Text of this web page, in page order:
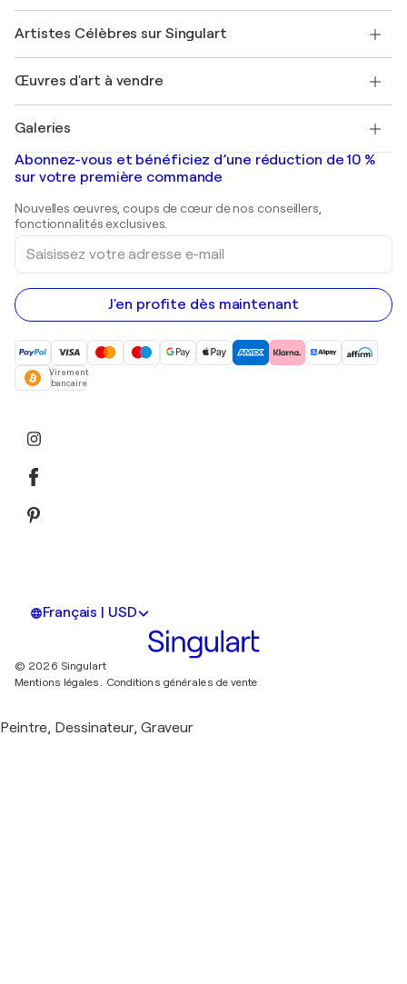
Rejoignez notre programme commercial
Mon compte
+33 1 76 44 06 42
Magazine Singulart
Emplois
Découvrez une sélection d'art original
Se connecter en tant qu'Artiste
Artistes Célèbres sur Singulart
Marc Chagall
Banksy
Mr. Brainwash
Shepard Fairey
Œuvres d'art à vendre
Tableaux abstraits à vendre
Peintures de paysage
Estampes
Peintures acryliques
Galeries
Galeries d'art en France
Galeries d'art en Belgique
Abonnez-vous et bénéficiez d’une réduction de 10 %
sur votre première commande
Nouvelles œuvres, coups de cœur de nos conseillers,
fonctionnalités exclusives.
Saisissez
votre
adresse
e-
mail
J'en profite dès maintenant
Virement
bancaire
Français | USD
© 2026 Singulart
Mentions légales. Conditions générales de vente
Peintre, Dessinateur, Graveur